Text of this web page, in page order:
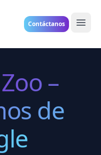
Contáctanos
–
de